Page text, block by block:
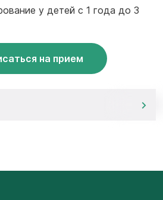
у детей с 1 года до 3
на прием